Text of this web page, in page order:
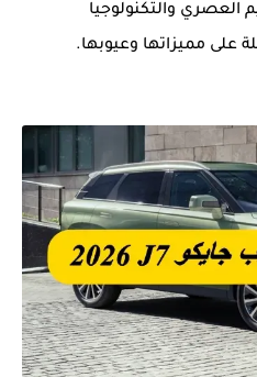
العصري والتكنولوجيا
على مميزاتها وعيوبها.